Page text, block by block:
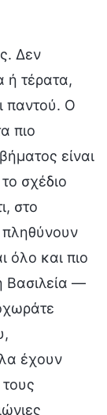
Δεν
ή τέρατα,
παντού. Ο
πιο
είναι
σχέδιο
στο
πληθύνουν
όλο και πιο
Βασιλεία —
έχουν
τους